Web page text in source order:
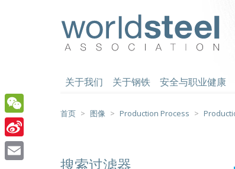
关于我们 关于钢铁 安全与职业健康
首页 图像 Production Process
搜索过滤器
WeChat
Sina